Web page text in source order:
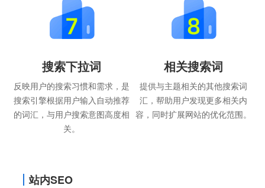
搜索下拉词
反映用户的搜索习惯和需求，是
搜索引擎根据用户输入自动推荐
的词汇，与用户搜索意图高度相
关。
相关搜索词
提供与主题相关的其他搜索词
汇，帮助用户发现更多相关内
容，同时扩展网站的优化范围。
站内SEO